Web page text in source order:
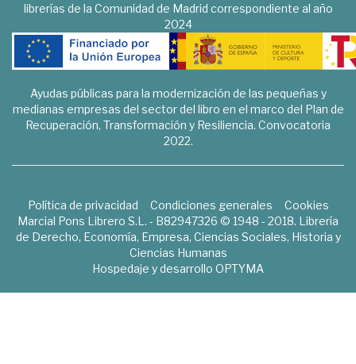
librerías de la Comunidad de Madrid correspondiente al año
2024
Ayudas públicas para la modernización de las pequeñas y
medianas empresas del sector del libro en el marco del Plan de
Recuperación, Transformación y Resiliencia. Convocatoria
2022.
Política de privacidad Condiciones generales
Cookies
Marcial Pons Librero S.L. - B82947326 © 1948 - 2018. Librería
de Derecho, Economía, Empresa, Ciencias Sociales, Historia y
Ciencias Humanas
Hospedaje y desarrollo OPTYMA